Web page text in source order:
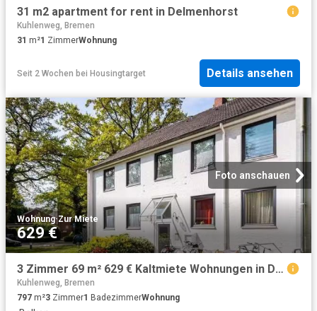
31 m2 apartment for rent in Delmenhorst
Kuhlenweg, Bremen
31 m²1 ZimmerWohnung
Seit 2 Wochen bei Housingtarget Details ansehen
Foto anschauen
Wohnung·Zur Miete
629 €
3 Zimmer 69 m² 629 € Kaltmiete Wohnungen in Delmenhorst
Kuhlenweg, Bremen
797 m²3 Zimmer1 BadezimmerWohnung